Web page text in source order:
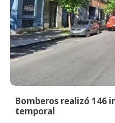
Bomberos realizó 146
temporal